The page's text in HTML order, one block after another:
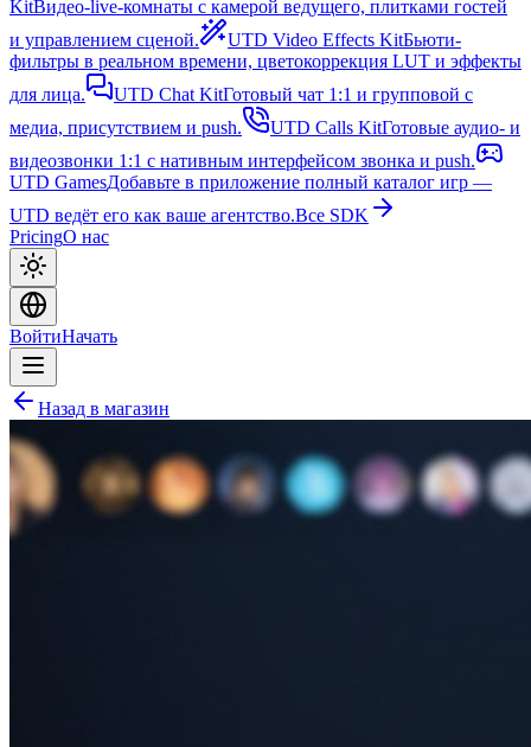
KitВидео-live-комнаты с камерой ведущего, плитками гостей
и управлением сценой.
UTD Video Effects KitБьюти-
фильтры в реальном времени, цветокоррекция LUT и эффекты
для лица.
UTD Chat KitГотовый чат 1:1 и групповой с
медиа, присутствием и push.
UTD Calls KitГотовые аудио- и
видеозвонки 1:1 с нативным интерфейсом звонка и push.
UTD GamesДобавьте в приложение полный каталог игр —
UTD ведёт его как ваше агентство.Все SDK
PricingО нас
ВойтиНачать
Назад в магазин